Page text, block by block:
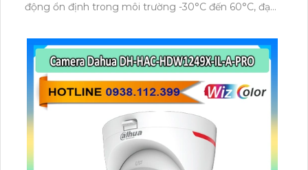
động ổn định trong môi trường -30°C đến 60°C, đạt
bền bỉ, cấp nguồn PoE 12–24VDC